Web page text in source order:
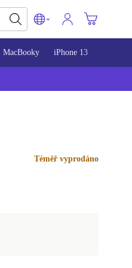
MacBooky iPhone 13
Téměř vyprodáno